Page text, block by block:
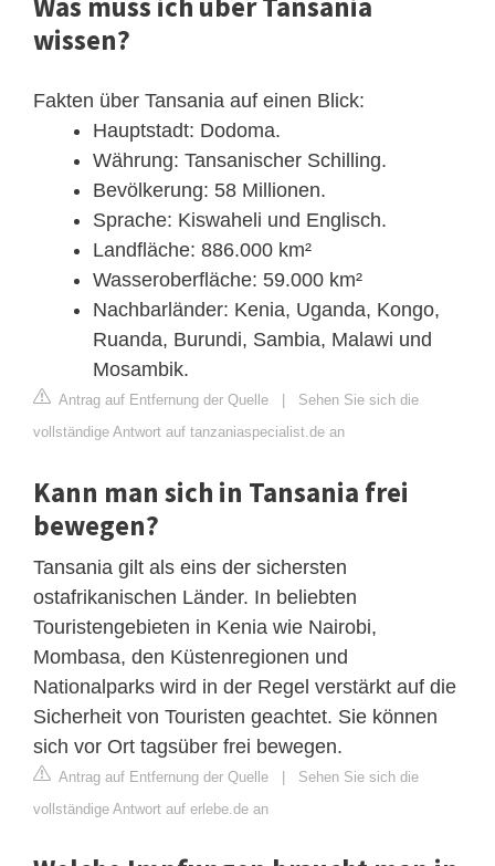
wissen?
Fakten über Tansania auf einen Blick:
Hauptstadt: Dodoma.
Währung: Tansanischer Schilling.
Bevölkerung: 58 Millionen.
Sprache: Kiswaheli und Englisch.
Landfläche: 886.000 km²
Wasseroberfläche: 59.000 km²
Nachbarländer: Kenia, Uganda, Kongo,
Ruanda, Burundi, Sambia, Malawi und
Mosambik.
Antrag auf Entfernung der Quelle | Sehen Sie sich die
vollständige Antwort auf tanzaniaspecialist.de an
Kann man sich in Tansania frei
bewegen?
Tansania gilt als eins der sichersten
ostafrikanischen Länder. In beliebten
Touristengebieten in Kenia wie Nairobi,
Mombasa, den Küstenregionen und
Nationalparks wird in der Regel verstärkt auf die
Sicherheit von Touristen geachtet. Sie können
sich vor Ort tagsüber frei bewegen.
Antrag auf Entfernung der Quelle | Sehen Sie sich die
vollständige Antwort auf erlebe.de an